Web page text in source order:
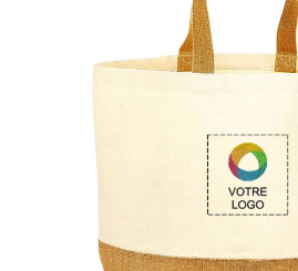
moins
pour
touches
pour
faire
défiler